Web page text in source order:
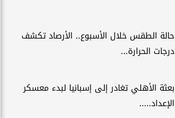
حالة الطقس خلال الأسبوع.. الأرصاد تكشف
درجات الحرارة...
بعثة الأهلي تغادر إلى إسبانيا لبدء معسكر
الإعداد.....